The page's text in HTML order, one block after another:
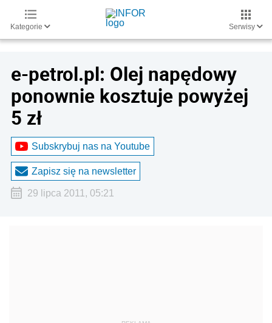
Kategorie Serwisy
e-petrol.pl: Olej napędowy
ponownie kosztuje powyżej
5 zł
Subskrybuj nas na Youtube
Zapisz się na newsletter
29 lipca 2011, 05:21